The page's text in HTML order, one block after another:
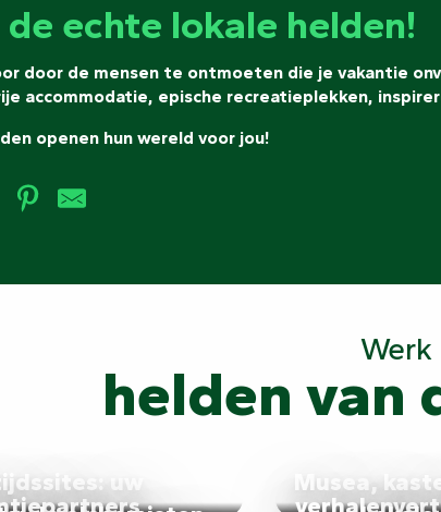
echte lokale helden!
door de mensen te ontmoeten die je vakantie
accommodatie, epische recreatieplekken,
openen hun wereld voor jou!
Werk
helden van
uw
Musea,